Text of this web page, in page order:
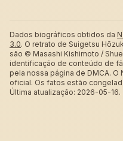
Dados biográficos obtidos da
3.0. O retrato de Suigetsu
são © Masashi Kishimoto /
identificação de conteúdo de
pela nossa página de DMCA.
oficial. Os fatos estão
Última atualização: 2026-05-16.